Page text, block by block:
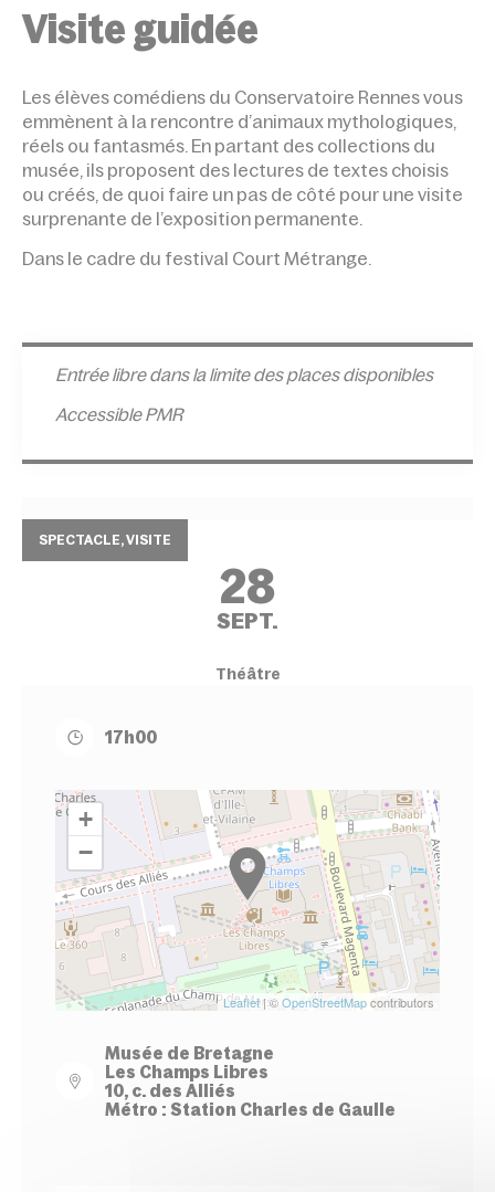
FESTIVAL COURT MÉTRANGE
Visite guidée
Les élèves comédiens du Conservatoire Rennes vous
emmènent à la rencontre d’animaux mythologiques,
réels ou fantasmés. En partant des collections du
musée, ils proposent des lectures de textes choisis
ou créés, de quoi faire un pas de côté pour une visite
surprenante de l’exposition permanente.
Dans le cadre du festival Court Métrange.
Entrée libre dans la limite des places disponibles
Accessible PMR
SPECTACLE, VISITE
28
SEPT.
Théâtre
17h00
+
−
Leaflet| ©OpenStreetMapcontributors
Musée de Bretagne
Les Champs Libres
10, c. des Alliés
Métro : Station Charles de Gaulle